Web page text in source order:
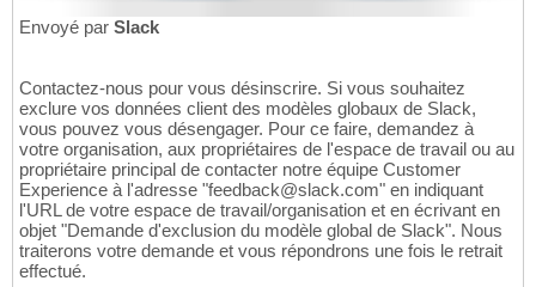
Envoyé par Slack
Contactez-nous pour vous désinscrire. Si vous souhaitez
exclure vos données client des modèles globaux de Slack,
vous pouvez vous désengager. Pour ce faire, demandez à
votre organisation, aux propriétaires de l'espace de travail ou au
propriétaire principal de contacter notre équipe Customer
Experience à l'adresse "feedback@slack.com" en indiquant
l'URL de votre espace de travail/organisation et en écrivant en
objet "Demande d'exclusion du modèle global de Slack". Nous
traiterons votre demande et vous répondrons une fois le retrait
effectué.